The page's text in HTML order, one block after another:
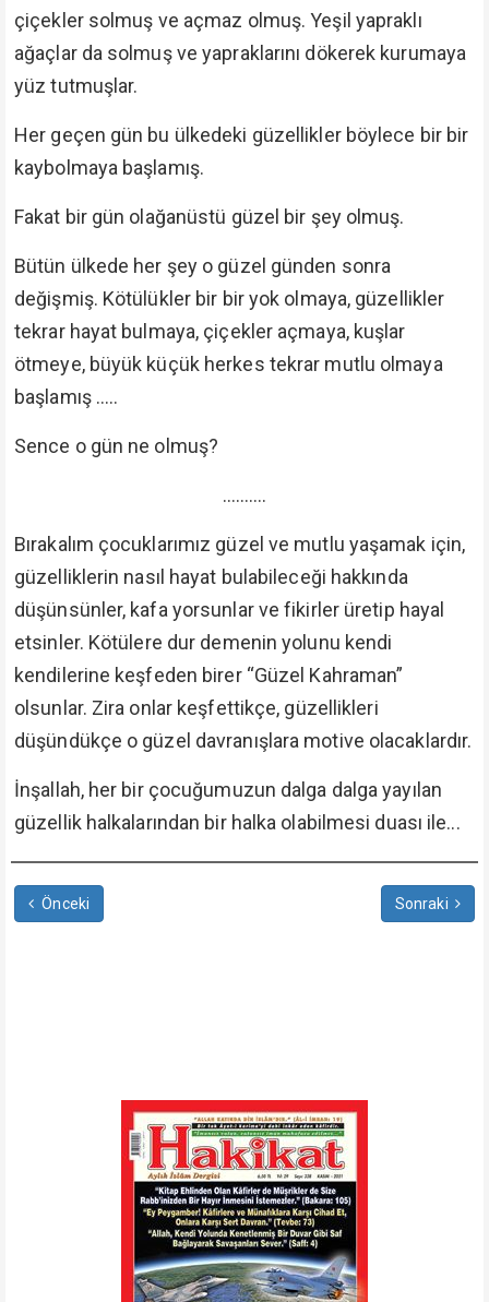
çiçekler solmuş ve açmaz olmuş. Yeşil yapraklı
ağaçlar da solmuş ve yapraklarını dökerek kurumaya
yüz tutmuşlar.
Her geçen gün bu ülkedeki güzellikler böylece bir bir
kaybolmaya başlamış.
Fakat bir gün olağanüstü güzel bir şey olmuş.
Bütün ülkede her şey o güzel günden sonra
değişmiş. Kötülükler bir bir yok olmaya, güzellikler
tekrar hayat bulmaya, çiçekler açmaya, kuşlar
ötmeye, büyük küçük herkes tekrar mutlu olmaya
başlamış .....
Sence o gün ne olmuş?
..........
Bırakalım çocuklarımız güzel ve mutlu yaşamak için,
güzelliklerin nasıl hayat bulabileceği hakkında
düşünsünler, kafa yorsunlar ve fikirler üretip hayal
etsinler. Kötülere dur demenin yolunu kendi
kendilerine keşfeden birer “Güzel Kahraman”
olsunlar. Zira onlar keşfettikçe, güzellikleri
düşündükçe o güzel davranışlara motive olacaklardır.
İnşallah, her bir çocuğumuzun dalga dalga yayılan
güzellik halkalarından bir halka olabilmesi duası ile...
Önceki Sonraki